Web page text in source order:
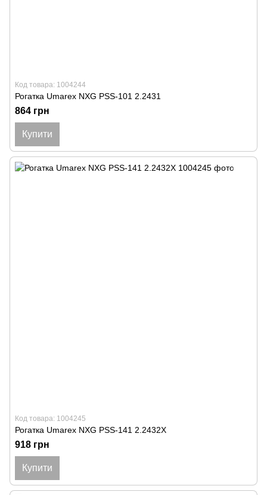
Код товара: 1004244
Рогатка Umarex NXG PSS-101 2.2431
864 грн
Купити
Код товара: 1004245
Рогатка Umarex NXG PSS-141 2.2432Х
918 грн
Купити